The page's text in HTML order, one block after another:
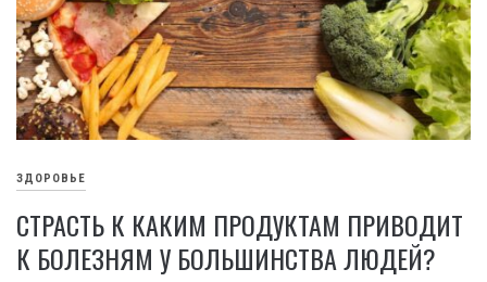
ЗДОРОВЬЕ
СТРАСТЬ К КАКИМ ПРОДУКТАМ ПРИВОДИТ
К БОЛЕЗНЯМ У БОЛЬШИНСТВА ЛЮДЕЙ?